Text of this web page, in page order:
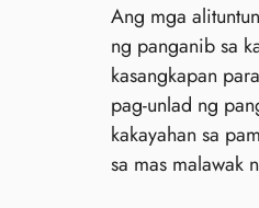
Ang mga
ng panganib sa
kasangkapan
pag-unlad ng
kakayahan sa
sa mas malawak